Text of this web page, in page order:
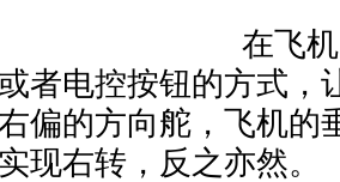
在飞机
者电控按钮的方式，
偏的方向舵，飞机的
现右转，反之亦然。